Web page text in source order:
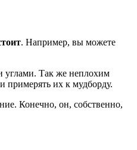
. Например, вы можете
углами. Так же неплохим
примерять их к мудборду.
Конечно, он, собственно,